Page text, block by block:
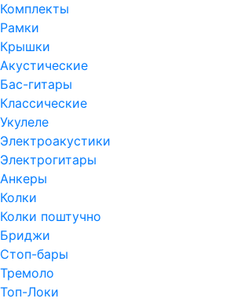
Комплекты
Рамки
Крышки
Акустические
Бас-гитары
Классические
Укулеле
Электроакустики
Электрогитары
Анкеры
Колки
Колки поштучно
Бриджи
Стоп-бары
Тремоло
Топ-Локи